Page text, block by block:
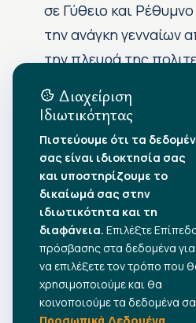
σε Γύθειο και
την ανάγκη γενναίων
την πλευρά της
Αρχείο Δημοσιεύσεων
•Αύγουστος 2026
•Ιούλιος 2026
•Ιούνιος 2026
•Μάιος 2026
•Απρίλιος 2026
•Μάρτιος 2026
Πλήρες Ημερολόγιο
Διαχείριση
Ιδιωτικότητας
Πιστεύουμε ότι τα
σας είναι ιδιοκτησία σας
και υποστηρίζουμε το
δικαίωμά σας στην
ιδιωτικότητα και τη
διαφάνεια. Επιλέξτε
πρόσβασης στα δεδομένα για
να επιλέξετε τον τρόπο που
χρησιμοποιούμε και θα
κοινοποιούμε τα δεδομένα